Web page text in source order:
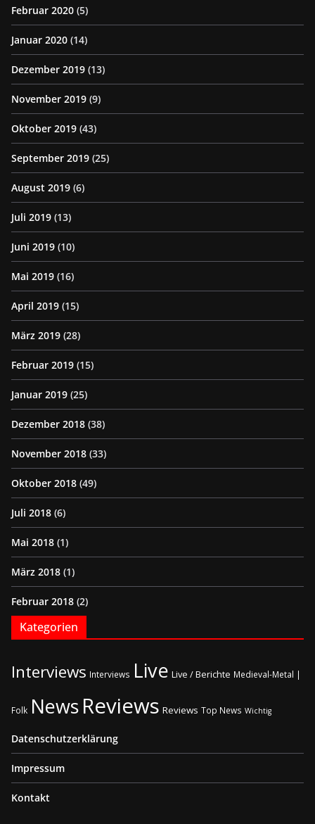
Februar 2020 (5)
Januar 2020 (14)
Dezember 2019 (13)
November 2019 (9)
Oktober 2019 (43)
September 2019 (25)
August 2019 (6)
Juli 2019 (13)
Juni 2019 (10)
Mai 2019 (16)
April 2019 (15)
März 2019 (28)
Februar 2019 (15)
Januar 2019 (25)
Dezember 2018 (38)
November 2018 (33)
Oktober 2018 (49)
Juli 2018 (6)
Mai 2018 (1)
März 2018 (1)
Februar 2018 (2)
Kategorien
Interviews Interviews Live Live / Berichte Medieval-Metal |
Folk NewsReviews Reviews Top News Wichtig
Datenschutzerklärung
Impressum
Kontakt